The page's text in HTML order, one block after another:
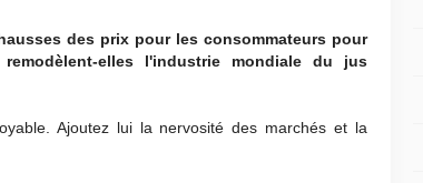
des prix pour les consommateurs pour
elles l'industrie mondiale du jus
Ajoutez lui la nervosité des marchés et la